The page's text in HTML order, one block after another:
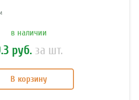
в наличии
руб. за шт.
В корзину